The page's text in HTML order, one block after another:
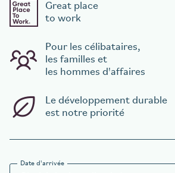
Great place
to work
Pour les célibataires,
les familles et
les hommes d'affaires
Le développement durable
est notre priorité
Date d'arrivée